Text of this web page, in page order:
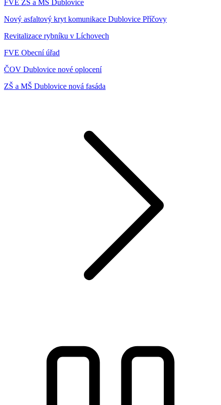
FVE ZŠ a MŠ Dublovice
Nový asfaltový kryt komunikace Dublovice Příčovy
Revitalizace rybníku v Líchovech
FVE Obecní úřad
ČOV Dublovice nové oplocení
ZŠ a MŠ Dublovice nová fasáda